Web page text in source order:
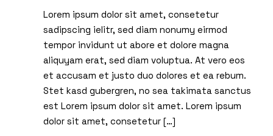
Lorem ipsum dolor sit amet, consetetur
sadipscing ielitr, sed diam nonumy eirmod
tempor invidunt ut abore et dolore magna
aliquyam erat, sed diam voluptua. At vero eos
et accusam et justo duo dolores et ea rebum.
Stet kasd gubergren, no sea takimata sanctus
est Lorem ipsum dolor sit amet. Lorem ipsum
dolor sit amet, consetetur […]